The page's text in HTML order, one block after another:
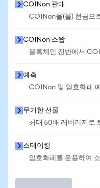
COINon 판매
COINon을(를) 현금으
COINon 스왑
블록체인 전반에서
예측
COINon 및 암호화폐
무기한 선물
최대 50배 레버리지로
스테이킹
암호화폐를 운용하여